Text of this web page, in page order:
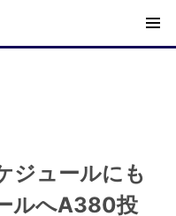
ジュールにも
ルへA380投